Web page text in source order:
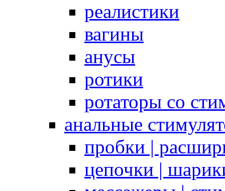
реалистики
вагины
анусы
ротики
ротаторы со
анальные
пробки |
цепочки |